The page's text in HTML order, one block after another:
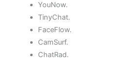
YouNow.
TinyChat.
FaceFlow.
CamSurf.
ChatRad.